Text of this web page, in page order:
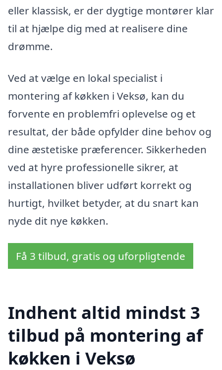
eller klassisk, er der dygtige montører klar
til at hjælpe dig med at realisere dine
drømme.
Ved at vælge en lokal specialist i
montering af køkken i Veksø, kan du
forvente en problemfri oplevelse og et
resultat, der både opfylder dine behov og
dine æstetiske præferencer. Sikkerheden
ved at hyre professionelle sikrer, at
installationen bliver udført korrekt og
hurtigt, hvilket betyder, at du snart kan
nyde dit nye køkken.
Få 3 tilbud, gratis og uforpligtende
Indhent altid mindst 3
tilbud på montering af
køkken i Veksø